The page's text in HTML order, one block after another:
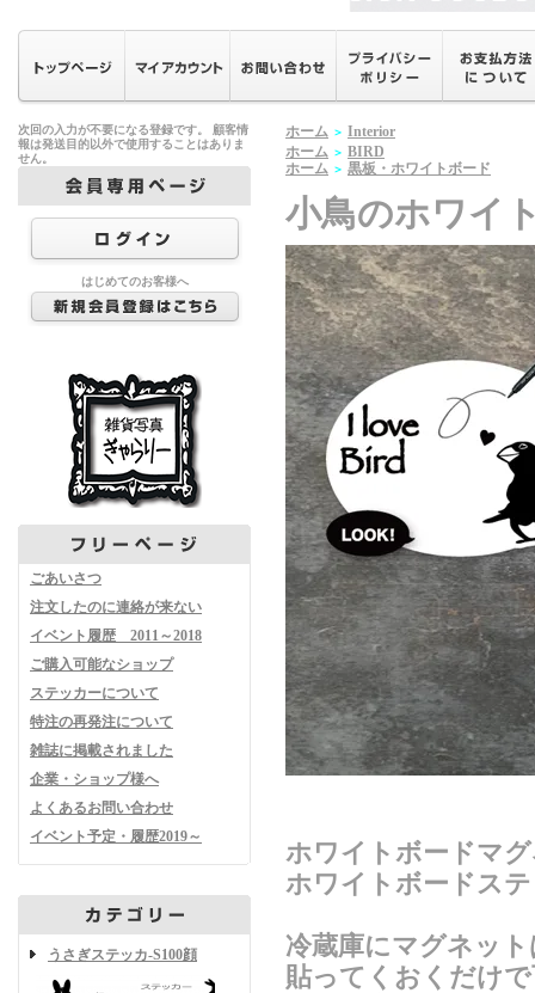
次回の入力が不要になる登録です。 顧客情
報は発送目的以外で使用することはありま
せん。
はじめてのお客様へ
ごあいさつ
注文したのに連絡が来ない
イベント履歴 2011～2018
ご購入可能なショップ
ステッカーについて
特注の再発注について
雑誌に掲載されました
企業・ショップ様へ
よくあるお問い合わせ
イベント予定・履歴2019～
うさぎステッカ-S100顔
ホーム ＞ Interior
ホーム ＞ BIRD
ホーム ＞ 黒板・ホワイトボード
小鳥のホワイ
ホワイトボードマ
ホワイトボードス
冷蔵庫にマグネッ
貼ってくおくだけ